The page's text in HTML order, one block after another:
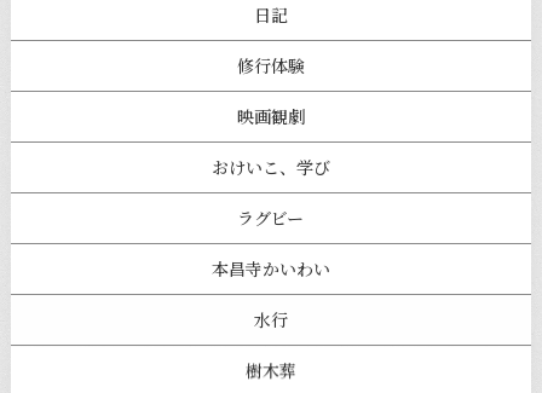
日記
修行体験
映画観劇
おけいこ、学び
ラグビー
本昌寺かいわい
水行
樹木葬